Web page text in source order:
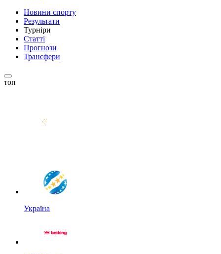
Новини спорту
Результати
Турніри
Статті
Прогнози
Трансфери
топ
Україна